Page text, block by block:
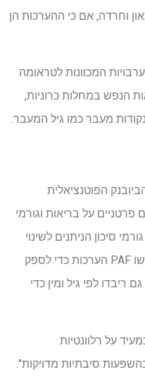
וחרדה, אם כי ההערכות הן
המכוונות לטראומה
הנפש במחלות כרוניות,
מעבר כמו גיל המעבר.
הפוטנציאלית
פרטניים על בריאות וגורמי
סיכון הניתנים לשינוי
PAF הערכות כדי לספק
לפי גיל ומין כדי
על רלוונטיות
סיבתיות מדויקות".